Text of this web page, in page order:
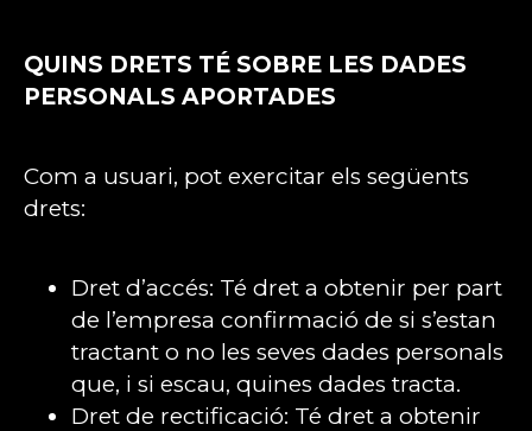
QUINS DRETS TÉ SOBRE LES DADES
PERSONALS APORTADES
Com a usuari, pot exercitar els següents
drets:
Dret d’accés: Té dret a obtenir per part
de l’empresa confirmació de si s’estan
tractant o no les seves dades personals
que, i si escau, quines dades tracta.
Dret de rectificació: Té dret a obtenir